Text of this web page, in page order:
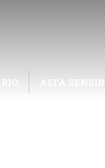
BIO ALTA